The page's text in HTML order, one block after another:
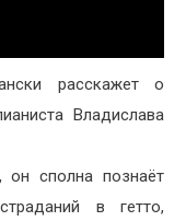
расскажет о
Владислава
он сполна познаёт
в гетто,